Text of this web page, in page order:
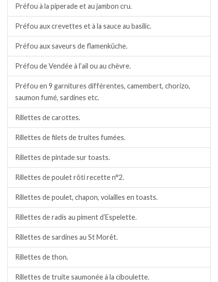
Préfou à la piperade et au jambon cru.
Préfou aux crevettes et à la sauce au basilic.
Préfou aux saveurs de flamenküche.
Préfou de Vendée à l’ail ou au chèvre.
Préfou en 9 garnitures différentes, camembert, chorizo,
saumon fumé, sardines etc.
Rillettes de carottes.
Rillettes de filets de truites fumées.
Rillettes de pintade sur toasts.
Rillettes de poulet rôti recette n°2.
Rillettes de poulet, chapon, volailles en toasts.
Rillettes de radis au piment d’Espelette.
Rillettes de sardines au St Morêt.
Rillettes de thon.
Rillettes de truite saumonée à la ciboulette.